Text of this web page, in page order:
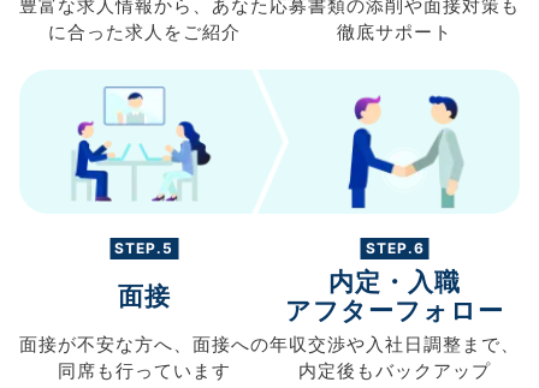
豊富な求人情報から、 あなた
に合った求人を ご紹介
応募書類の添削や面接対策も
徹底サポート
STEP.5
面接
面接が不安な方へ、 面接への
同席も行っています
STEP.6
内定・入職
アフターフォロー
年収交渉や入社日調整まで、
内定後もバックアップ